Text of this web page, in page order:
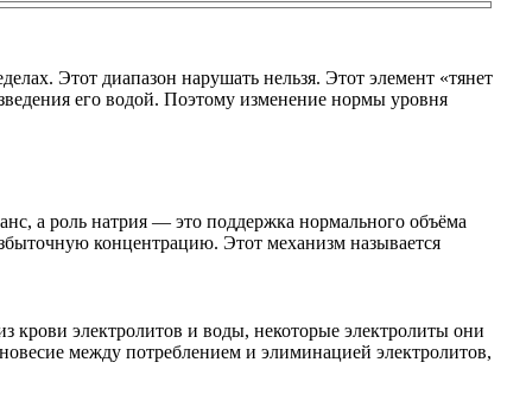
Этот диапазон нарушать нельзя. Этот элемент «тянет
его водой. Поэтому изменение нормы уровня
а роль натрия — это поддержка нормального объёма
концентрацию. Этот механизм называется
электролитов и воды, некоторые электролиты они
между потреблением и элиминацией электролитов,